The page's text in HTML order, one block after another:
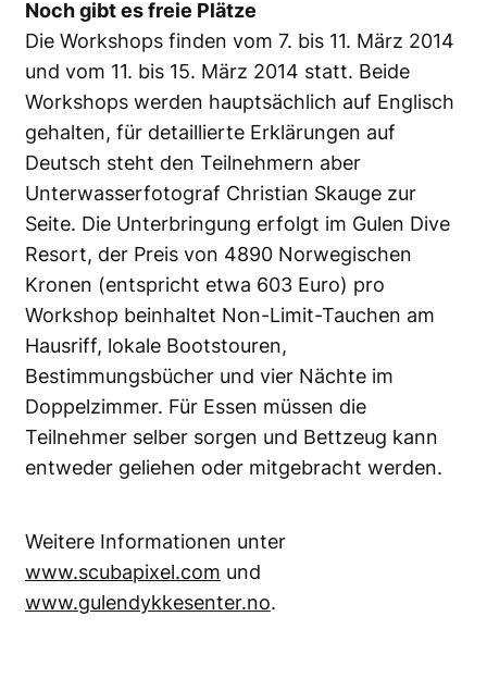
Noch gibt es freie Plätze
Die Workshops finden vom 7. bis 11. März 2014
und vom 11. bis 15. März 2014 statt. Beide
Workshops werden hauptsächlich auf Englisch
gehalten, für detaillierte Erklärungen auf
Deutsch steht den Teilnehmern aber
Unterwasserfotograf Christian Skauge zur
Seite. Die Unterbringung erfolgt im Gulen Dive
Resort, der Preis von 4890 Norwegischen
Kronen (entspricht etwa 603 Euro) pro
Workshop beinhaltet Non-Limit-Tauchen am
Hausriff, lokale Bootstouren,
Bestimmungsbücher und vier Nächte im
Doppelzimmer. Für Essen müssen die
Teilnehmer selber sorgen und Bettzeug kann
entweder geliehen oder mitgebracht werden.
Weitere Informationen unter
www.scubapixel.com und
www.gulendykkesenter.no.